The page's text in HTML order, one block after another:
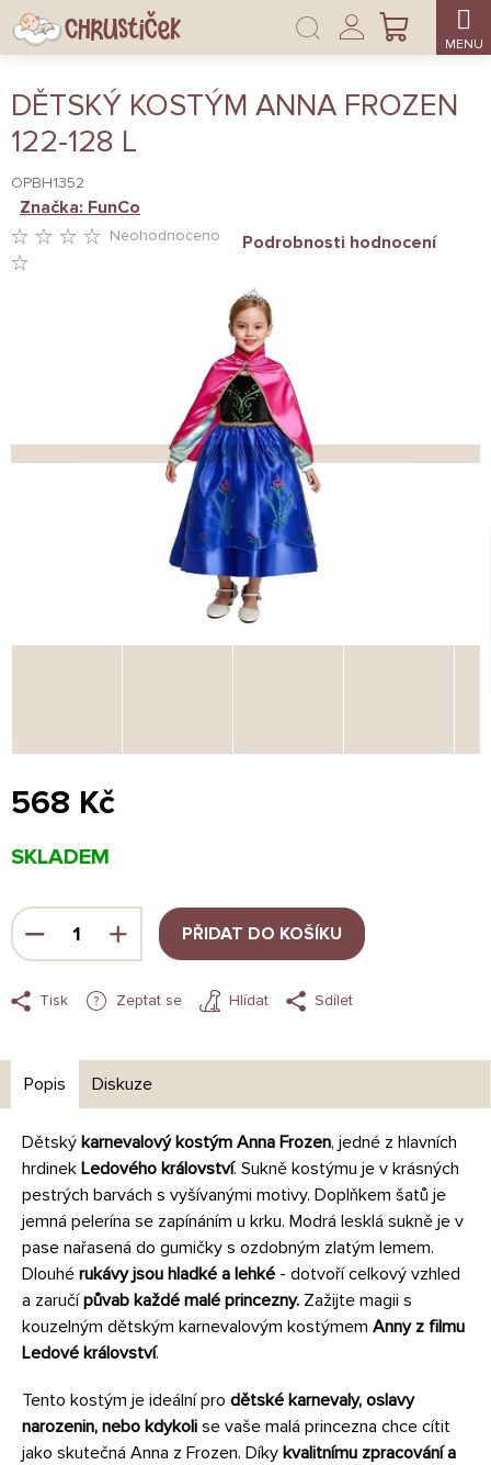
Přejít
na
obsah
NÁKUPNÍ
Přihlášení
DĚTSKÝ KOSTÝM ANNA FROZEN
122-128 L
OPBH1352
HVĚZDIČEK.
Neohodnoceno Podrobnosti hodnocení
Značka: FunCo
568 Kč
cena:
SKLADEM
PŘIDAT DO KOŠÍKU
Tisk Zeptat se Hlídat Sdílet
Popis Diskuze
Dětský karnevalový kostým Anna Frozen, jedné z hlavních
hrdinek Ledového království. Sukně kostýmu je v krásných
pestrých barvách s vyšívanými motivy. Doplňkem šatů je
jemná pelerína se zapínáním u krku. Modrá lesklá sukně je v
pase nařasená do gumičky s ozdobným zlatým lemem.
Dlouhé rukávy jsou hladké a lehké - dotvoří celkový vzhled
a zaručípůvab každé malé princezny. Zažijte magii s
kouzelným dětským karnevalovým kostýmem Anny z filmu
Ledové království.
Tento kostým je ideální pro dětské karnevaly, oslavy
narozenin, nebo kdykoli se vaše malá princezna chce cítit
jako skutečná Anna z Frozen. Díky kvalitnímu zpracování a